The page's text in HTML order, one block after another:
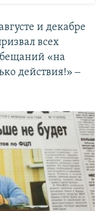
и декабре
всех
«на
действия!» ‒